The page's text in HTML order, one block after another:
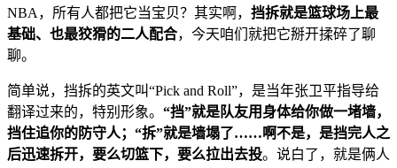
NBA，所有人都把它当宝贝？其实啊， 挡拆就是篮球场上最
基础、也最狡猾的二人配合，今天咱们就把它掰开揉碎了聊
聊。
简单说，挡拆的英文叫“Pick and Roll”，是当年张卫平指导给
翻译过来的，特别形象。 “挡”就是队友用身体给你做一堵墙，
挡住追你的防守人；“拆”就是墙塌了……啊不是，是挡完人之
后迅速拆开，要么切篮下，要么拉出去投。说白了，就是俩人